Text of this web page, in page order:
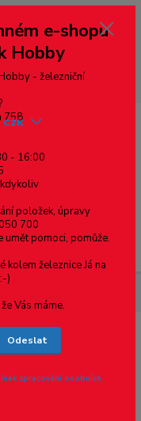
chcete platit v eurech
měny - pravý horní roh ---
nevyzvednete, bude po
za poštovné, v opačném
a rušeny následující
Menu
CZK
e-shopu
Hobby
- železniční
758
- 16:00
položek, úpravy
700
umět pomoci, pomůže.
kolem železnice Já na
)
Vás máme.
Odeslat
zpracování osobních